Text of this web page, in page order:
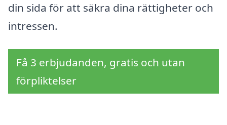
din sida för att säkra dina rättigheter och
intressen.
Få 3 erbjudanden, gratis och utan
förpliktelser